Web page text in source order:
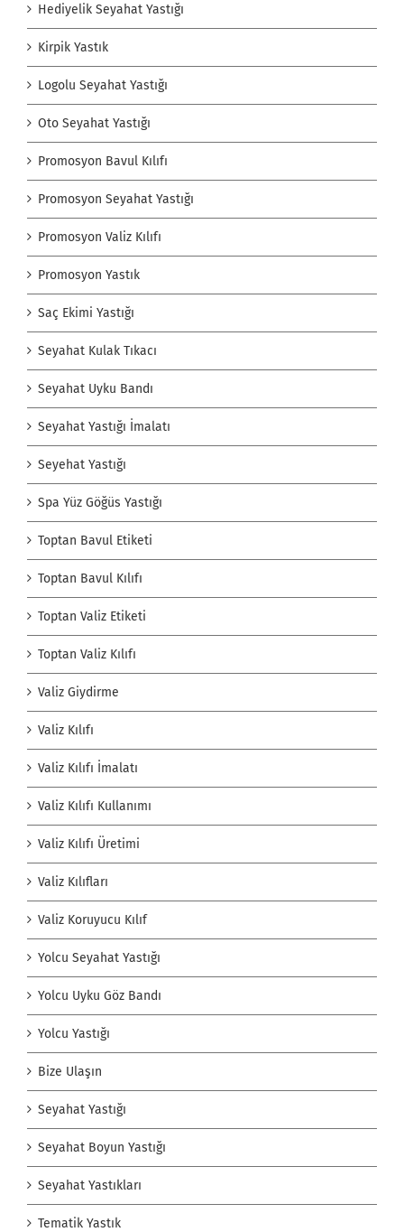
Hediyelik Seyahat Yastığı
Kirpik Yastık
Logolu Seyahat Yastığı
Oto Seyahat Yastığı
Promosyon Bavul Kılıfı
Promosyon Seyahat Yastığı
Promosyon Valiz Kılıfı
Promosyon Yastık
Saç Ekimi Yastığı
Seyahat Kulak Tıkacı
Seyahat Uyku Bandı
Seyahat Yastığı İmalatı
Seyehat Yastığı
Spa Yüz Göğüs Yastığı
Toptan Bavul Etiketi
Toptan Bavul Kılıfı
Toptan Valiz Etiketi
Toptan Valiz Kılıfı
Valiz Giydirme
Valiz Kılıfı
Valiz Kılıfı İmalatı
Valiz Kılıfı Kullanımı
Valiz Kılıfı Üretimi
Valiz Kılıfları
Valiz Koruyucu Kılıf
Yolcu Seyahat Yastığı
Yolcu Uyku Göz Bandı
Yolcu Yastığı
Bize Ulaşın
Seyahat Yastığı
Seyahat Boyun Yastığı
Seyahat Yastıkları
Tematik Yastık